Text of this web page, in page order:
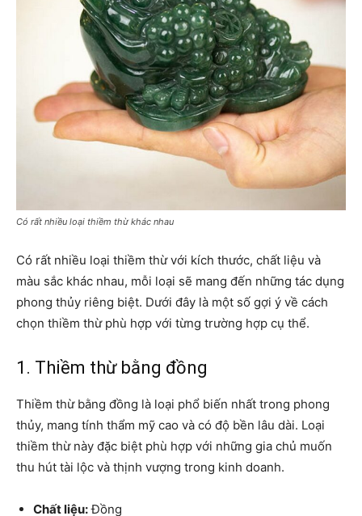
Có rất nhiều loại thiềm thừ khác nhau
Có rất nhiều loại thiềm thừ với kích thước, chất liệu và
màu sắc khác nhau, mỗi loại sẽ mang đến những tác dụng
phong thủy riêng biệt. Dưới đây là một số gợi ý về cách
chọn thiềm thừ phù hợp với từng trường hợp cụ thể.
1. Thiềm thừ bằng đồng
Thiềm thừ bằng đồng là loại phổ biến nhất trong phong
thủy, mang tính thẩm mỹ cao và có độ bền lâu dài. Loại
thiềm thừ này đặc biệt phù hợp với những gia chủ muốn
thu hút tài lộc và thịnh vượng trong kinh doanh.
Chất liệu:Đồng